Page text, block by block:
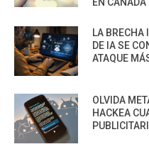
LA BRECHA
DE IA SE
ATAQUE
OLVIDA
HACKEA